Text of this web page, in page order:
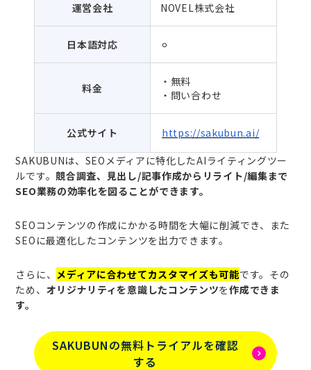
運営会社 NOVEL株式会社
日本語対応 ⚪︎
料金
・無料
・問い合わせ
公式サイト
https://sakubun.ai/
SAKUBUNは、SEOメディアに特化したAIライティングツー
ルです。競合調査、見出し/記事作成からリライト/編集まで
SEO業務の効率化を図ることができます。
SEOコンテンツの作成にかかる時間を大幅に削減でき、また
SEOに最適化したコンテンツを出力できます。
さらに、 メディアに合わせてカスタマイズも可能です。その
ため、 オリジナリティを意識したコンテンツを作成できま
す。
SAKUBUNの無料トライアルを確認
する